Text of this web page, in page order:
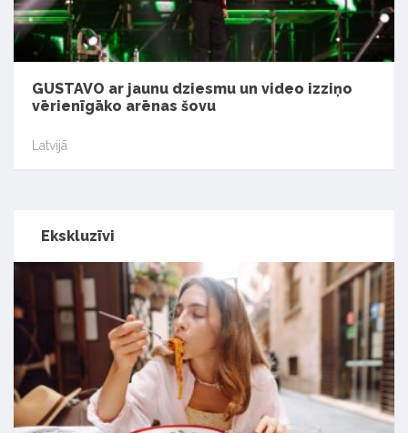
GUSTAVO ar jaunu dziesmu un video izziņo
vērienīgāko arēnas šovu
Latvijā
Ekskluzīvi